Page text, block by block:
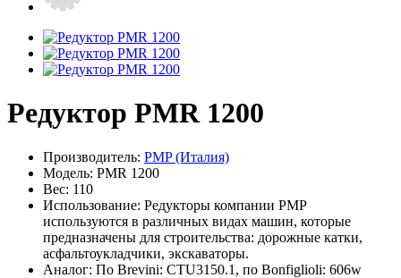
Редуктор PMR 1200
Производитель: PMP (Италия)
Модель: PMR 1200
Вес: 110
Использование: Редукторы компании PMP
используются в различных видах машин, которые
предназначены для строительства: дорожные катки,
асфальтоукладчики, экскаваторы.
Аналог: По Brevini: CTU3150.1, по Bonfiglioli: 606w